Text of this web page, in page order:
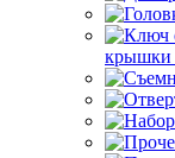
крышки